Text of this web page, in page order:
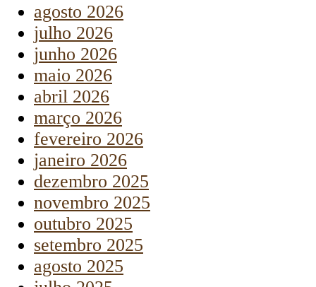
agosto 2026
julho 2026
junho 2026
maio 2026
abril 2026
março 2026
fevereiro 2026
janeiro 2026
dezembro 2025
novembro 2025
outubro 2025
setembro 2025
agosto 2025